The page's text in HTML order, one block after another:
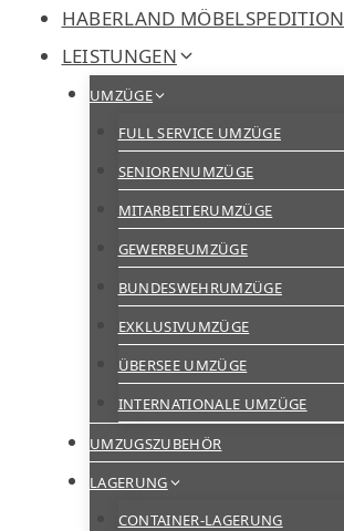
Zum
Inhalt
springen
HABERLAND MÖBELSPEDITION
LEISTUNGEN
UMZÜGE
FULL SERVICE UMZÜGE
SENIORENUMZÜGE
MITARBEITERUMZÜGE
GEWERBEUMZÜGE
BUNDESWEHRUMZÜGE
EXKLUSIVUMZÜGE
ÜBERSEE UMZÜGE
INTERNATIONALE UMZÜGE
UMZUGSZUBEHÖR
LAGERUNG
CONTAINER-LAGERUNG